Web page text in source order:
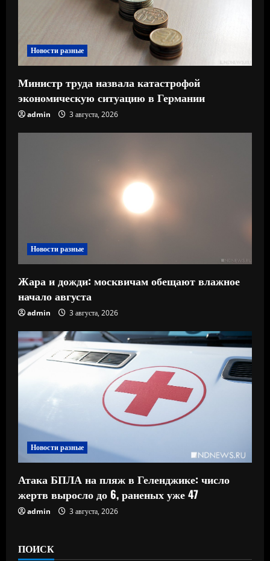
Новости разные
Министр труда назвала катастрофой
экономическую ситуацию в Германии
admin 3 августа, 2026
Новости разные
Жара и дожди: москвичам обещают влажное
начало августа
admin 3 августа, 2026
Новости разные
Атака БПЛА на пляж в Геленджике: число
жертв выросло до 6, раненых уже 47
admin 3 августа, 2026
ПОИСК